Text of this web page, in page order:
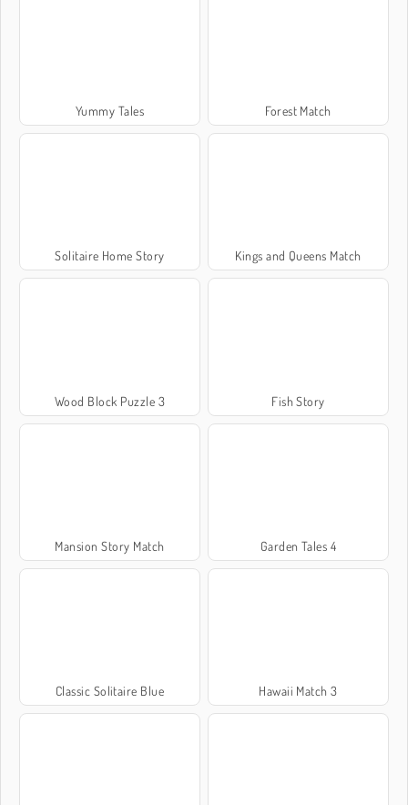
Yummy Tales Forest Match
Solitaire Home Story Kings and Queens Match
Wood Block Puzzle 3 Fish Story
Mansion Story Match Garden Tales 4
Classic Solitaire Blue Hawaii Match 3